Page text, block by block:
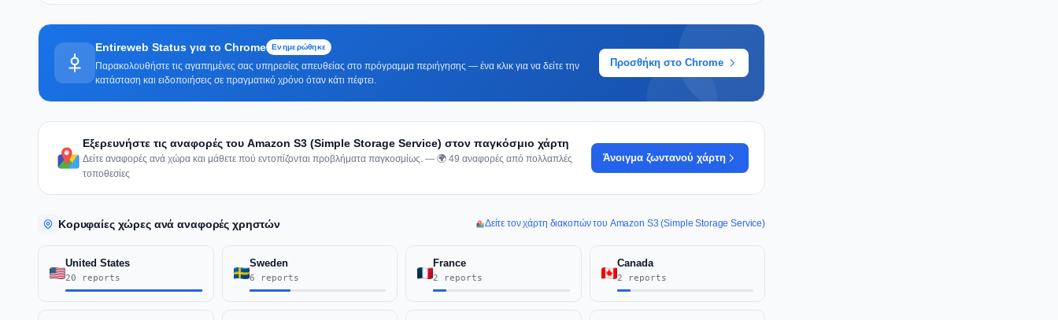
Entireweb Status για το Chrome Ενημερώθηκε
Παρακολουθήστε τις αγαπημένες σας υπηρεσίες απευθείας στο πρόγραμμα περιήγησης — ένα κλικ για να δείτε την
κατάσταση και ειδοποιήσεις σε πραγματικό χρόνο όταν κάτι πέφτει.
Προσθήκη στο Chrome
Εξερευνήστε τις αναφορές του Amazon S3 (Simple Storage Service) στον παγκόσμιο χάρτη
Δείτε αναφορές ανά χώρα και μάθετε πού εντοπίζονται προβλήματα παγκοσμίως. — 🌍 49 αναφορές από πολλαπλές
τοποθεσίες
Άνοιγμα ζωντανού χάρτη
Κορυφαίες χώρες ανά αναφορές χρηστών Δείτε τον χάρτη διακοπών του Amazon S3 (Simple Storage Service)
United States
20 reports
Sweden
6 reports
France
2 reports
Canada
2 reports